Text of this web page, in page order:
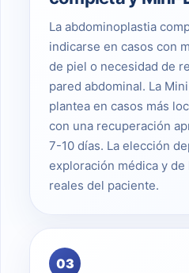
La abdominoplastia
indicarse en casos con
de piel o necesidad de
pared abdominal. La
plantea en casos más
con una recuperación
7-10 días. La elección
exploración médica y
reales del paciente.
03